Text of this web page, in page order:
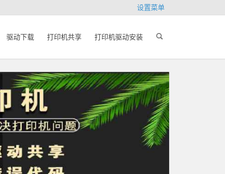
设置菜单
驱动下载 打印机共享 打印机驱动安装